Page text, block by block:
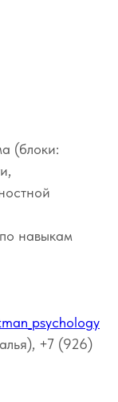
(блоки:
навыкам
+7 (926)